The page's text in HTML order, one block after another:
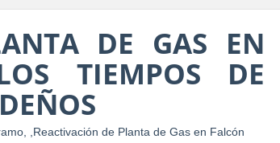
DE GAS EN
TIEMPOS DE